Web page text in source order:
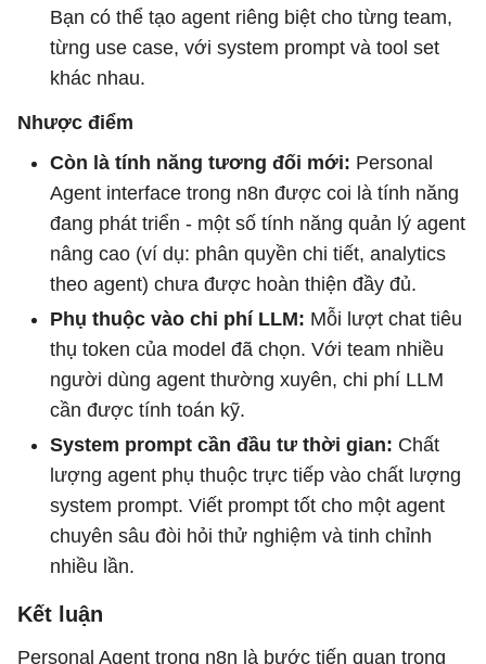
Bạn có thể tạo agent riêng biệt cho từng team,
từng use case, với system prompt và tool set
khác nhau.
Nhược điểm
Còn là tính năng tương đối mới: Personal
Agent interface trong n8n được coi là tính năng
đang phát triển - một số tính năng quản lý agent
nâng cao (ví dụ: phân quyền chi tiết, analytics
theo agent) chưa được hoàn thiện đầy đủ.
Phụ thuộc vào chi phí LLM: Mỗi lượt chat tiêu
thụ token của model đã chọn. Với team nhiều
người dùng agent thường xuyên, chi phí LLM
cần được tính toán kỹ.
System prompt cần đầu tư thời gian: Chất
lượng agent phụ thuộc trực tiếp vào chất lượng
system prompt. Viết prompt tốt cho một agent
chuyên sâu đòi hỏi thử nghiệm và tinh chỉnh
nhiều lần.
Kết luận
Personal Agent trong n8n là bước tiến quan trọng